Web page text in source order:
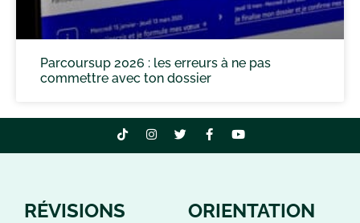
Parcoursup 2026 : les erreurs à ne pas
commettre avec ton dossier
RÉVISIONS ORIENTATION